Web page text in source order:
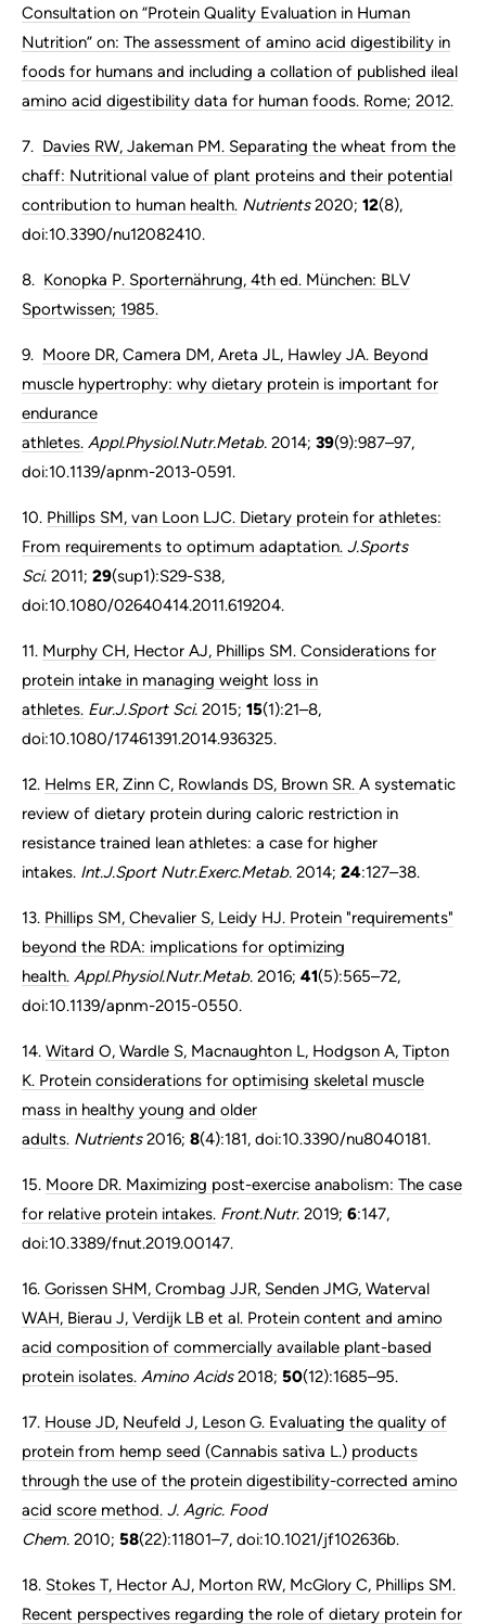
Consultation on “Protein Quality Evaluation in Human
Nutrition” on: The assessment of amino acid digestibility in
foods for humans and including a collation of published ileal
amino acid digestibility data for human foods. Rome; 2012.
7. Davies RW, Jakeman PM. Separating the wheat from the
chaff: Nutritional value of plant proteins and their potential
contribution to human health. Nutrients2020; 12(8),
doi:10.3390/nu12082410.
8. Konopka P. Sporternährung, 4th ed. München: BLV
Sportwissen; 1985.
9. Moore DR, Camera DM, Areta JL, Hawley JA. Beyond
muscle hypertrophy: why dietary protein is important for
endurance
athletes. Appl.Physiol.Nutr.Metab. 2014; 39(9):987–97,
doi:10.1139/apnm-2013-0591.
10. Phillips SM, van Loon LJC. Dietary protein for athletes:
From requirements to optimum adaptation. J.Sports
Sci. 2011; 29(sup1):S29-S38,
doi:10.1080/02640414.2011.619204.
11. Murphy CH, Hector AJ, Phillips SM. Considerations for
protein intake in managing weight loss in
athletes. Eur.J.Sport Sci. 2015; 15(1):21–8,
doi:10.1080/17461391.2014.936325.
12. Helms ER, Zinn C, Rowlands DS, Brown SR. A systematic
review of dietary protein during caloric restriction in
resistance trained lean athletes: a case for higher
intakes. Int.J.Sport Nutr.Exerc.Metab. 2014; 24:127–38.
13. Phillips SM, Chevalier S, Leidy HJ. Protein "requirements"
beyond the RDA: implications for optimizing
health. Appl.Physiol.Nutr.Metab. 2016; 41(5):565–72,
doi:10.1139/apnm-2015-0550.
14. Witard O, Wardle S, Macnaughton L, Hodgson A, Tipton
K. Protein considerations for optimising skeletal muscle
mass in healthy young and older
adults. Nutrients2016; 8(4):181, doi:10.3390/nu8040181.
15. Moore DR. Maximizing post-exercise anabolism: The case
for relative protein intakes. Front.Nutr. 2019; 6:147,
doi:10.3389/fnut.2019.00147.
16. Gorissen SHM, Crombag JJR, Senden JMG, Waterval
WAH, Bierau J, Verdijk LB et al. Protein content and amino
acid composition of commercially available plant-based
protein isolates. Amino Acids2018; 50(12):1685–95.
17. House JD, Neufeld J, Leson G. Evaluating the quality of
protein from hemp seed (Cannabis sativa L.) products
through the use of the protein digestibility-corrected amino
acid score method. J. Agric. Food
Chem. 2010; 58(22):11801–7, doi:10.1021/jf102636b.
18. Stokes T, Hector AJ, Morton RW, McGlory C, Phillips SM.
Recent perspectives regarding the role of dietary protein for